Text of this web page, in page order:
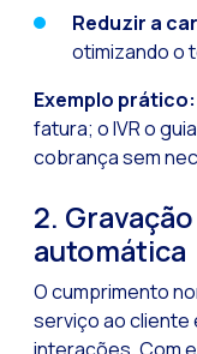
Reduzir a
otimizando o
Exemplo prático:
fatura; o IVR o
cobrança sem
2.
automática
O cumprimento
serviço ao cliente